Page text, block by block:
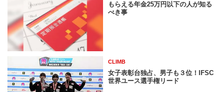
もらえる年金25万円以下の人が知る
べき事
CLIMB
女子表彰台独占、男子も３位！IFSC
世界ユース選手権リード